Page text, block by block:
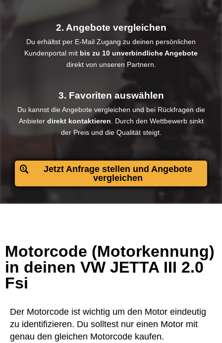
2. Angebote vergleichen
Du erhältst per E-Mail Zugang zu deinen persönlichen
Kundenportal mit bis zu 10 unverbindliche Angebote
direkt von unseren Partnern.
3. Favoriten auswählen
Du kannst die Angebote vergleichen und bei Rückfragen die
Anbieter direkt kontaktieren . Durch den Wettbewerb sinkt
der Preis und die Qualität steigt.​
Jetzt Anfrage stellen und Angebote
vergleichen
Motorcode (Motorkennung)
in deinen VW JETTA III 2.0
Fsi
Der Motorcode ist wichtig um den Motor eindeutig
zu identifizieren. Du solltest nur einen Motor mit
genau den gleichen Motorcode kaufen.